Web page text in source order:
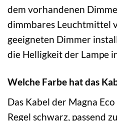
dem vorhandenen
dimmbares Leuchtmittel
geeigneten Dimmer
die Helligkeit der Lampe
Welche Farbe hat das
Das Kabel der Magna
Regel schwarz, passend